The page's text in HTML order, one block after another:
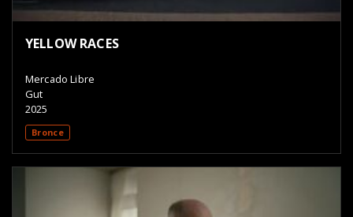
YELLOW RACES
Mercado Libre
Gut
2025
Bronce